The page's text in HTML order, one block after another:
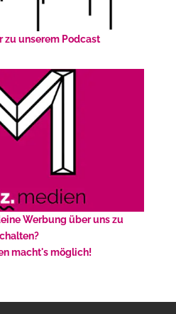
zu unserem Podcast
Werbung über uns zu
macht's möglich!